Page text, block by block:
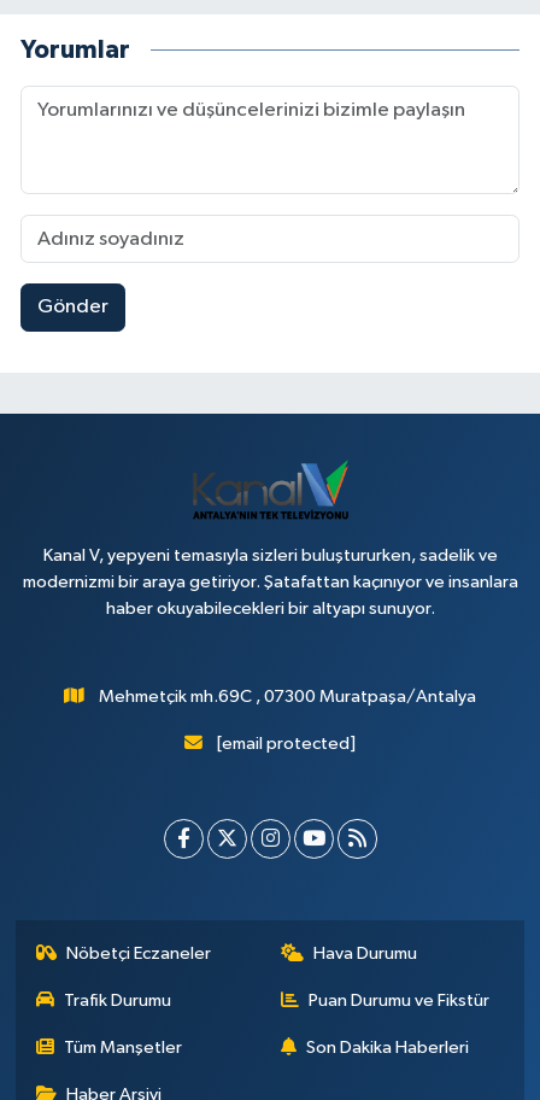
Yorumlar
Gönder
Kanal V, yepyeni temasıyla sizleri buluştururken, sadelik ve
modernizmi bir araya getiriyor. Şatafattan kaçınıyor ve insanlara
haber okuyabilecekleri bir altyapı sunuyor.
Mehmetçik mh.69C , 07300 Muratpaşa/Antalya
[email protected]
Nöbetçi Eczaneler Hava Durumu
Trafik Durumu Puan Durumu ve Fikstür
Tüm Manşetler Son Dakika Haberleri
Haber Arşivi